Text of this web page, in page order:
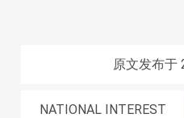
原文发布于
NATIONAL INTEREST